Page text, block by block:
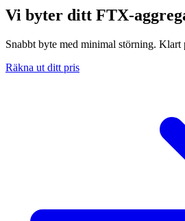
Vi byter ditt FTX-
Snabbt byte med minimal störning. Klart
Räkna ut ditt pris